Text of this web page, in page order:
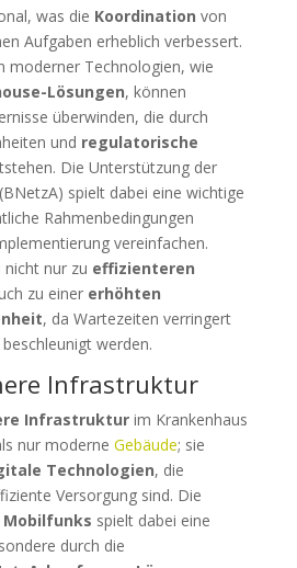
was die Koordination von
Aufgaben erheblich verbessert.
moderner Technologien, wie
Lösungen, können
überwinden, die durch
und regulatorische
Die Unterstützung der
spielt dabei eine wichtige
Rahmenbedingungen
vereinfachen.
nur zu effizienteren
zu einer erhöhten
, da Wartezeiten verringert
werden.
Infrastruktur
Infrastrukturim Krankenhaus
nur moderne Gebäude; sie
Technologien, die
Versorgung sind. Die
Mobilfunks spielt dabei eine
durch die